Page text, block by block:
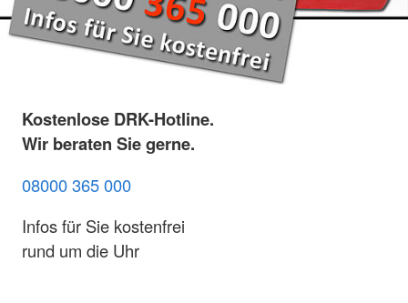
Kostenlose DRK-Hotline.
Wir beraten Sie gerne.
08000 365 000
Infos für Sie kostenfrei
rund um die Uhr